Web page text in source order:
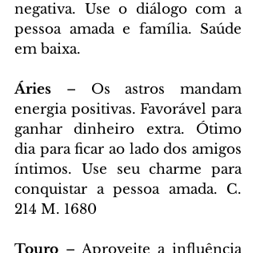
negativa. Use o diálogo com a
pessoa amada e família. Saúde
em baixa.
Áries – Os astros mandam
energia positivas. Favorável para
ganhar dinheiro extra. Ótimo
dia para ficar ao lado dos amigos
íntimos. Use seu charme para
conquistar a pessoa amada. C.
214 M. 1680